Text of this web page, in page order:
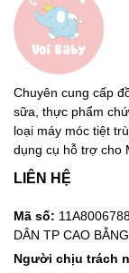
Chuyên cung cấp
sữa, thực phẩm
loại máy móc tiệt
dụng cụ hỗ trợ cho
LIÊN HỆ
Mã số:
DÂN TP CAO BẰNG
Người chịu trách